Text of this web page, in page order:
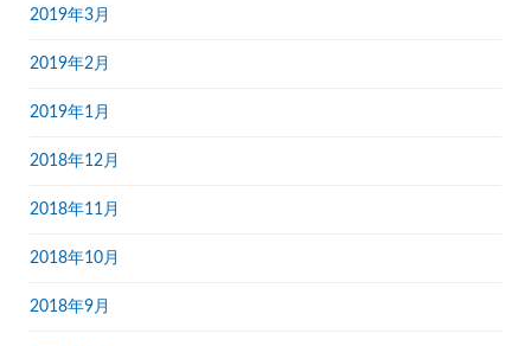
2019年3月
2019年2月
2019年1月
2018年12月
2018年11月
2018年10月
2018年9月